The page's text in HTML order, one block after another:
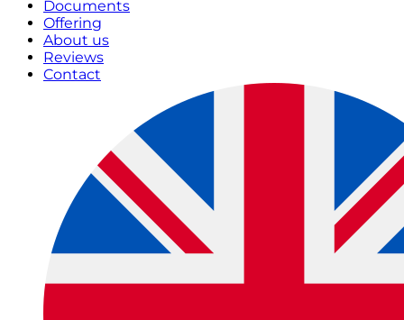
Documents
Offering
About us
Reviews
Contact